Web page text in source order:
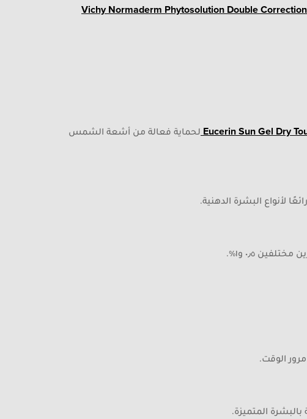
Vichy Normaderm Phytosolution Double
Eucerin Sun Gel Dry لحماية فعالة من أشعة الشمس
لأنواع البشرة الدهنية.
٠٫٥ و١٪.
الوقت.
المتميزة.